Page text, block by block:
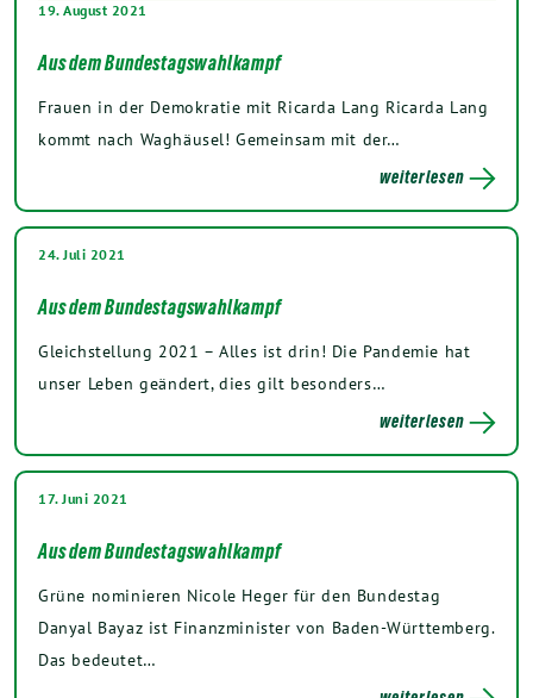
19. August 2021
Aus dem Bundestagswahlkampf
Frauen in der Demokratie mit Ricarda Lang Ricarda Lang
kommt nach Waghäusel! Gemeinsam mit der…
weiterlesen
24. Juli 2021
Aus dem Bundestagswahlkampf
Gleichstellung 2021 – Alles ist drin! Die Pandemie hat
unser Leben geändert, dies gilt besonders…
weiterlesen
17. Juni 2021
Aus dem Bundestagswahlkampf
Grüne nominieren Nicole Heger für den Bundestag
Danyal Bayaz ist Finanzminister von Baden-Württemberg.
Das bedeutet…